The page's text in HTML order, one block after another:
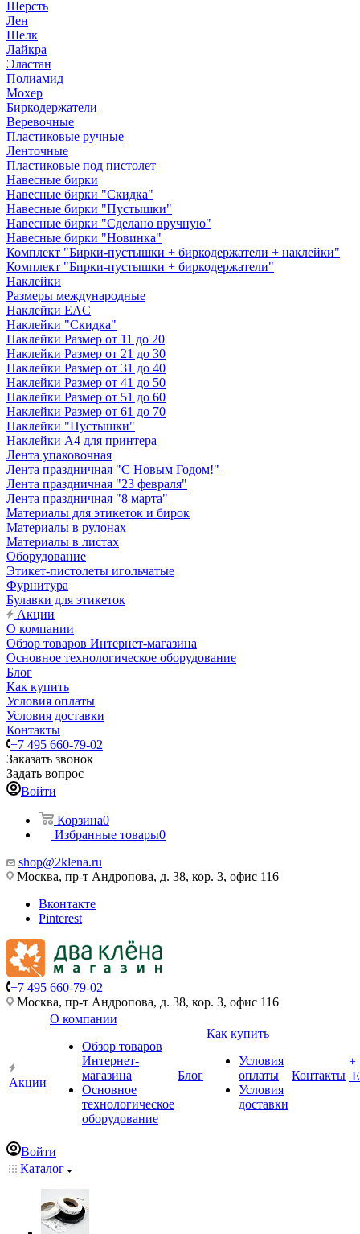
Шерсть
Лен
Шелк
Лайкра
Эластан
Полиамид
Мохер
Биркодержатели
Веревочные
Пластиковые ручные
Ленточные
Пластиковые под пистолет
Навесные бирки
Навесные бирки "Скидка"
Навесные бирки "Пустышки"
Навесные бирки "Сделано вручную"
Навесные бирки "Новинка"
Комплект "Бирки-пустышки + биркодержатели + наклейки"
Комплект "Бирки-пустышки + биркодержатели"
Наклейки
Размеры международные
Наклейки EAC
Наклейки "Скидка"
Наклейки Размер от 11 до 20
Наклейки Размер от 21 до 30
Наклейки Размер от 31 до 40
Наклейки Размер от 41 до 50
Наклейки Размер от 51 до 60
Наклейки Размер от 61 до 70
Наклейки "Пустышки"
Наклейки А4 для принтера
Лента упаковочная
Лента праздничная "С Новым Годом!"
Лента праздничная "23 февраля"
Лента праздничная "8 марта"
Материалы для этикеток и бирок
Материалы в рулонах
Материалы в листах
Оборудование
Этикет-пистолеты игольчатые
Фурнитура
Булавки для этикеток
Акции
О компании
Обзор товаров Интернет-магазина
Основное технологическое оборудование
Блог
Как купить
Условия оплаты
Условия доставки
Контакты
+7 495 660-79-02
Заказать звонок
Задать вопрос
Войти
Корзина0
Избранные товары0
shop@2klena.ru
Москва, пр-т Андропова, д. 38, кор. 3, офис 116
Вконтакте
Pinterest
+7 495 660-79-02
Москва, пр-т Андропова, д. 38, кор. 3, офис 116
Акции
О компании
Обзор товаров
Интернет-
магазина
Основное
технологическое
оборудование
Блог
Как купить
Условия
оплаты
Условия
доставки
Контакты
+
Войти
Каталог